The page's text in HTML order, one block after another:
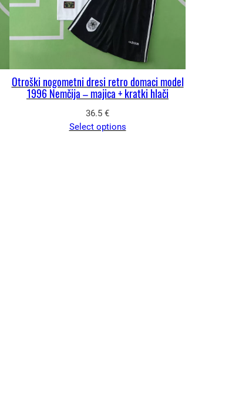
Otroški nogometni dresi retro domaci model
1996 Nemčija – majica + kratki hlači
36.5 €
Select options